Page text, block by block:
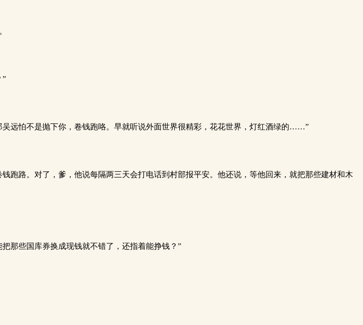
”
远怕不是抛下你，卷钱跑咯。早就听说外面世界很精彩，花花世界，灯红酒绿的……”
路。对了，爹，他说每隔两三天会打电话到村部报平安。他还说，等他回来，就把那些建材和木
那些国库券换成现钱就不错了，还指着能挣钱？”